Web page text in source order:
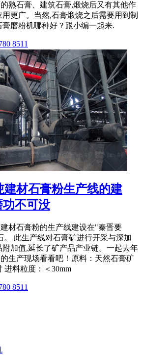
熟石膏、建筑石膏,煅烧后又有其他作
更广。当然,石膏煅烧之后需要用到制
磨粉机哪种好？跟小编一起来.
8511
建材石膏粉生产线的建
不可没
材石膏粉的生产线建设在"秦晋要
此生产线对石膏矿进行开采与深加
附加值,延长了矿产品产业链。一起去年
生产现场看看吧！原料：天然石膏矿
进料粒度：＜30mm
8511